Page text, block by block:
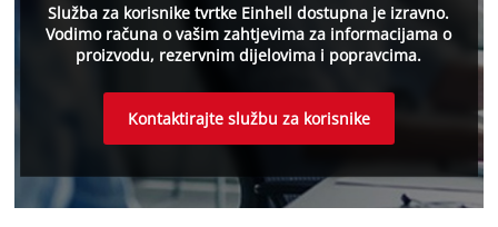
Služba za korisnike tvrtke Einhell dostupna je izravno.
Vodimo računa o vašim zahtjevima za informacijama o
proizvodu, rezervnim dijelovima i popravcima.
Kontaktirajte službu za korisnike